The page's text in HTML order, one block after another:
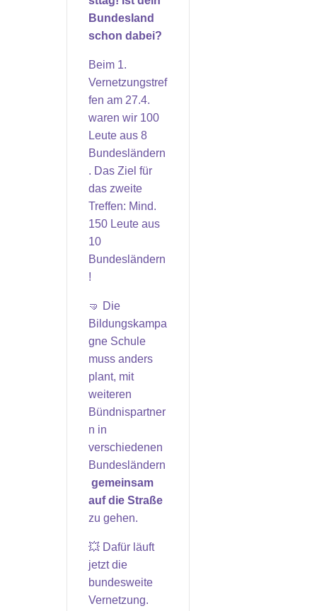
Bundesland
schon dabei?
Beim 1.
Vernetzungstref
fen am 27.4.
waren wir 100
Leute aus 8
Bundesländern
. Das Ziel für
das zweite
Treffen: Mind.
150 Leute aus
10
Bundesländern
!
🤜 Die
Bildungskampa
gne Schule
muss anders
plant, mit
weiteren
Bündnispartner
n in
verschiedenen
Bundesländern
gemeinsam
auf die Straße
zu gehen.
💥 Dafür läuft
jetzt die
bundesweite
Vernetzung.